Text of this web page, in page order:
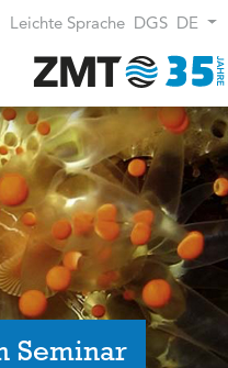
Leichte Sprache DGS DE
Seminar